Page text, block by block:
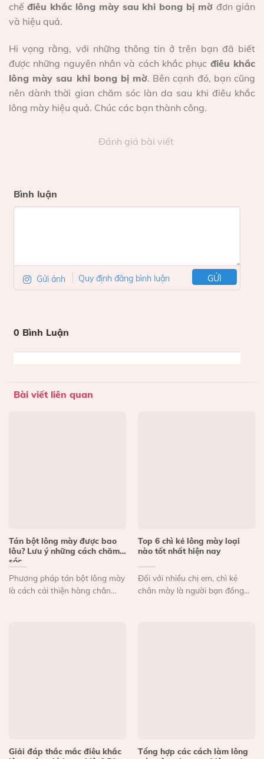
chế điêu khắc lông mày sau khi bong bị mờđơn giản
và hiệu quả.
Hi vọng rằng, với những thông tin ở trên bạn đã biết
được những nguyên nhân và cách khắc phục điêu khắc
lông mày sau khi bong bị mờ. Bên cạnh đó, bạn cũng
nên dành thời gian chăm sóc làn da sau khi điêu khắc
lông mày hiệu quả. Chúc các bạn thành công.
Đánh giá bài viết
Bình luận
Gửi ảnh Quy định đăng bình luận GỬI
0 Bình Luận
Bài viết liên quan
Tán bột lông mày được bao
lâu? Lưu ý những cách chăm
sóc
Phương pháp tán bột lông mày
là cách cải thiện hàng chân
Top 6 chì kẻ lông mày loại
nào tốt nhất hiện nay
Đối với nhiều chị em, chì kẻ
chân mày là người bạn đồng
Giải đáp thắc mắc điêu khắc
Tổng hợp các cách làm lông